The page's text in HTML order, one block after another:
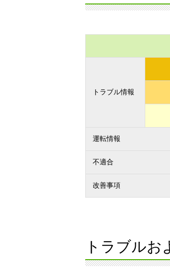
トラブル情報
運転情報
不適合
改善事項
トラブルお